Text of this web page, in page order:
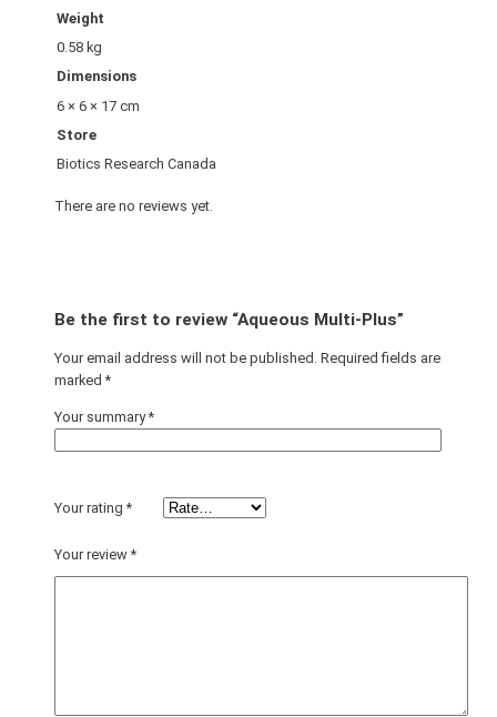
Weight
0.58 kg
Dimensions
6 × 6 × 17 cm
Store
Biotics Research Canada
There are no reviews yet.
Be the first to review “Aqueous Multi-Plus”
Your email address will not be published. Required fields are
marked*
Your summary*
Your rating*
Your review*